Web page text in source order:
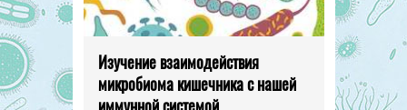
Изучение взаимодействия
микробиома кишечника с нашей
иммунной системой